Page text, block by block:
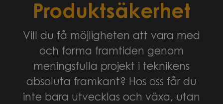
Produktsäkerhet
Vill du få möjligheten att vara med
och forma framtiden genom
meningsfulla projekt i teknikens
absoluta framkant? Hos oss får du
inte bara utvecklas och växa, utan